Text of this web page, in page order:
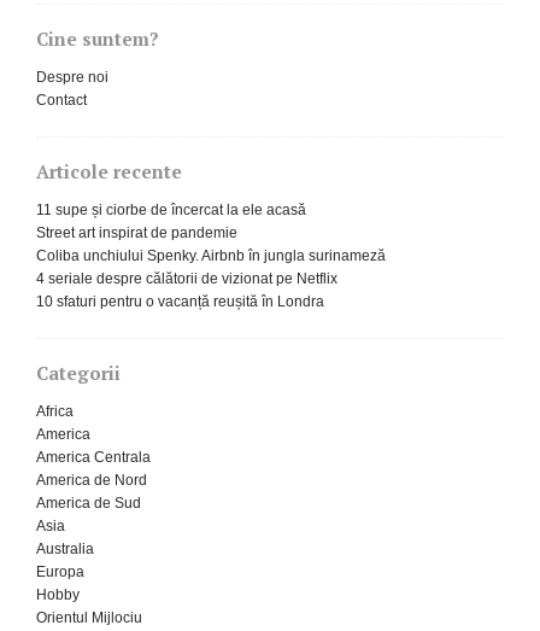
Cine suntem?
Despre noi
Contact
Articole recente
11 supe și ciorbe de încercat la ele acasă
Street art inspirat de pandemie
Coliba unchiului Spenky. Airbnb în jungla surinameză
4 seriale despre călătorii de vizionat pe Netflix
10 sfaturi pentru o vacanță reușită în Londra
Categorii
Africa
America
America Centrala
America de Nord
America de Sud
Asia
Australia
Europa
Hobby
Orientul Mijlociu